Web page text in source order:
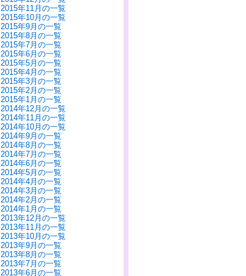
2015年11月の一覧
2015年10月の一覧
2015年9月の一覧
2015年8月の一覧
2015年7月の一覧
2015年6月の一覧
2015年5月の一覧
2015年4月の一覧
2015年3月の一覧
2015年2月の一覧
2015年1月の一覧
2014年12月の一覧
2014年11月の一覧
2014年10月の一覧
2014年9月の一覧
2014年8月の一覧
2014年7月の一覧
2014年6月の一覧
2014年5月の一覧
2014年4月の一覧
2014年3月の一覧
2014年2月の一覧
2014年1月の一覧
2013年12月の一覧
2013年11月の一覧
2013年10月の一覧
2013年9月の一覧
2013年8月の一覧
2013年7月の一覧
2013年6月の一覧